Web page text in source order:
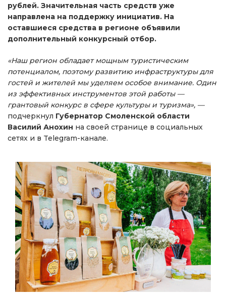
рублей. Значительная часть средств уже
направлена на поддержку инициатив. На
оставшиеся средства в регионе объявили
дополнительный конкурсный отбор.
«Наш регион обладает мощным туристическим
потенциалом, поэтому развитию инфраструктуры для
гостей и жителей мы уделяем особое внимание. Один
из эффективных инструментов этой работы —
грантовый конкурс в сфере культуры и туризма», —
подчеркнул Губернатор Смоленской области
Василий Анохин на своей странице в социальных
сетях и в Telegram-канале.